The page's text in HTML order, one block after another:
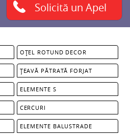
Solicită un Apel
OȚEL ROTUND DECOR
ȚEAVĂ PĂTRATĂ FORJAT
ELEMENTE S
CERCURI
ELEMENTE BALUSTRADE